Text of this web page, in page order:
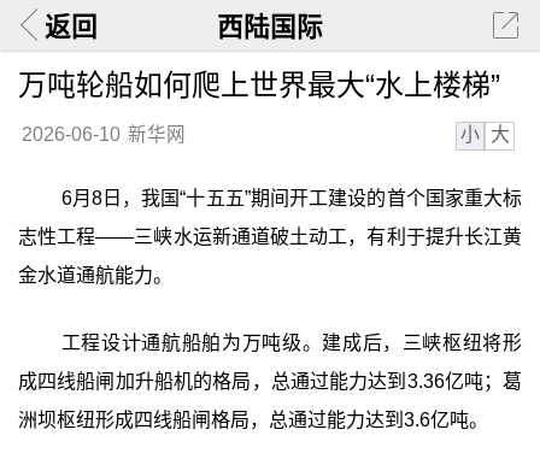
返回 西陆国际
万吨轮船如何爬上世界最大“水上楼梯”
2026-06-10 新华网 小 大
6月8日，我国“十五五”期间开工建设的首个国家重大标
志性工程——三峡水运新通道破土动工，有利于提升长江黄
金水道通航能力。
工程设计通航船舶为万吨级。建成后，三峡枢纽将形
成四线船闸加升船机的格局，总通过能力达到3.36亿吨；葛
洲坝枢纽形成四线船闸格局，总通过能力达到3.6亿吨。